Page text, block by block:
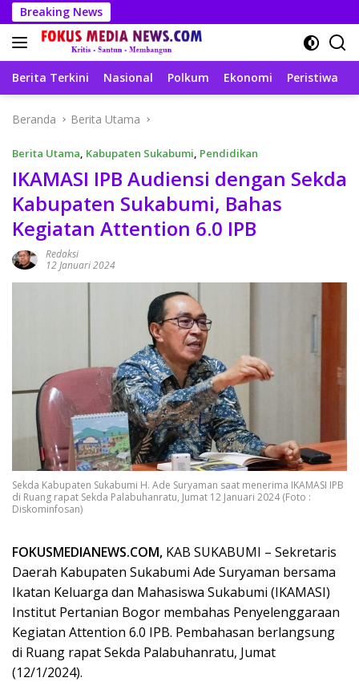
Langsung
ke
konten
Breaking News
Berita Terkini Nasional Polkum Ekonomi Peristiwa
Beranda Berita Utama
Berita Utama, Kabupaten Sukabumi, Pendidikan
IKAMASI IPB Audiensi dengan Sekda
Kabupaten Sukabumi, Bahas
Kegiatan Attention 6.0 IPB
Redaksi
12 Januari 2024
Sekda Kabupaten Sukabumi H. Ade Suryaman saat menerima IKAMASI IPB
di Ruang rapat Sekda Palabuhanratu, Jumat 12 Januari 2024 (Foto :
Diskominfosan)
FOKUSMEDIANEWS.COM, KAB SUKABUMI – Sekretaris
Daerah Kabupaten Sukabumi Ade Suryaman bersama
Ikatan Keluarga dan Mahasiswa Sukabumi (IKAMASI)
Institut Pertanian Bogor membahas Penyelenggaraan
Kegiatan Attention 6.0 IPB. Pembahasan berlangsung
di Ruang rapat Sekda Palabuhanratu, Jumat
(12/1/2024).